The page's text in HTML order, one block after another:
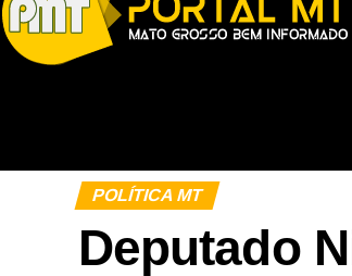
POLÍTICA MT
Deputado